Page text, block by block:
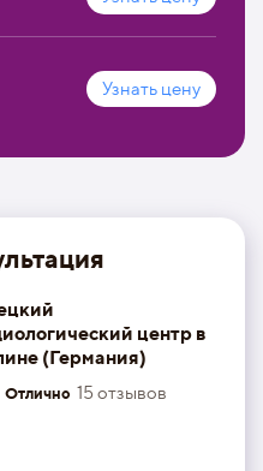
Узнать цену
центр в
(Германия)
Отлично 15 отзывов